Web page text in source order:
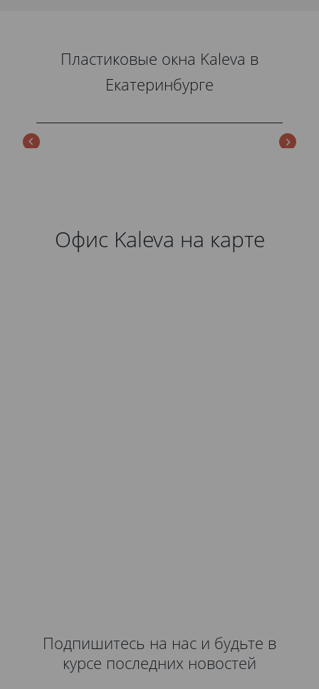
Пластиковые окна Kaleva в
Екатеринбурге
Офис Kaleva на карте
Подпишитесь на нас и будьте в
курсе последних новостей